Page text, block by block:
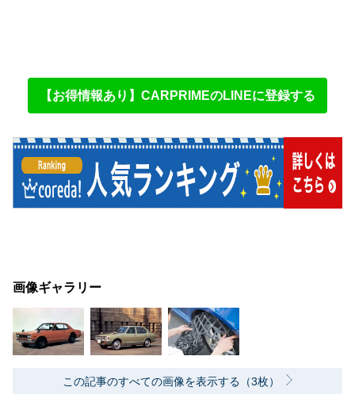
【お得情報あり】CARPRIMEのLINEに登録する
画像ギャラリー
この記事のすべての画像を表示する（3枚）